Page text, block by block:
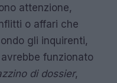
attenzione,
o affari che
gli inquirenti,
avrebbe funzionato
di dossier,